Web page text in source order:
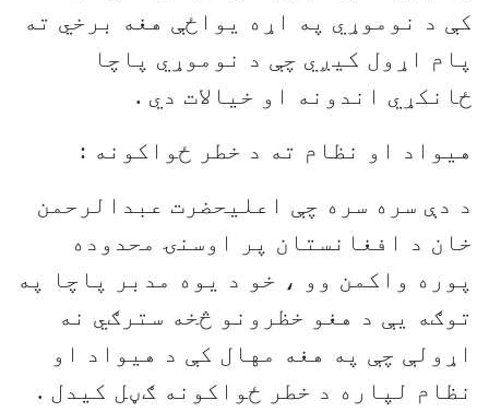
کې د نوموړي په اړه يواځې هغه برخي ته
پام اړول کيږي چې د نوموړي پاچا
ځانکړي اندونه او خيالات دي .
هيواد او نظام ته د خطر ځواکونه :
د دې سره سره چې اعليحضرت عبدالرحمن
خان د افغانستان پر اوسنۍ محدوده
پوره واکمن وو ، خو د يوه مدبر پاچا په
توګه يې د هغو خظرونو څخه سترګي نه
اړولې چې په هغه مهال کې د هيواد او
نظام لپاره د خطر ځواکونه ګڼل کيدل .